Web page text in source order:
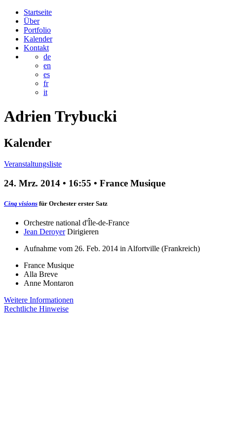
Startseite
Über
Portfolio
Kalender
Kontakt
de
en
es
fr
it
AdrienTrybucki
Kalender
Veranstaltungsliste
24. Mrz. 2014 • 16:55 • France Musique
Cinq visions für Orchester erster Satz
Orchestre national d'Île-de-France
Jean Deroyer Dirigieren
Aufnahme vom 26. Feb. 2014 in Alfortville (Frankreich)
France Musique
Alla Breve
Anne Montaron
Weitere Informationen
Rechtliche Hinweise